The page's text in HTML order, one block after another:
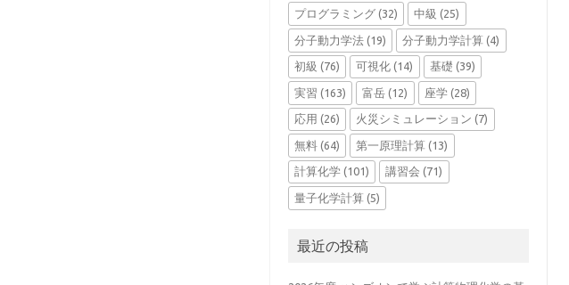
プログラミング(32) 中級 (25)
分子動力学法(19) 分子動力学計算 (4)
初級 (76) 可視化 (14) 基礎 (39)
実習 (163) 富岳 (12) 座学 (28)
応用 (26) 火災シミュレーション (7)
無料(64) 第一原理計算 (13)
計算化学(101) 講習会 (71)
量子化学計算(5)
最近の投稿